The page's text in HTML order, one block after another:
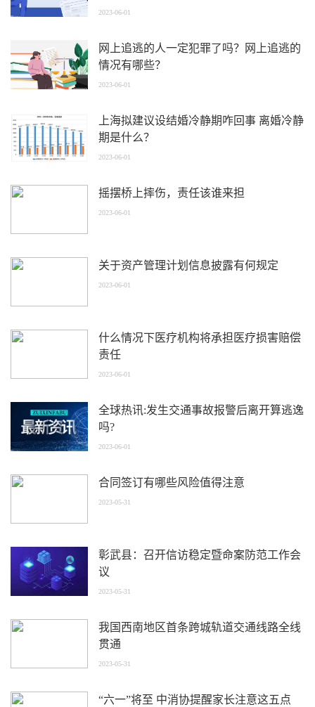
2023-06-01
网上追逃的人一定犯罪了吗？网上追逃的
情况有哪些？
2023-06-01
上海拟建议设结婚冷静期咋回事 离婚冷静
期是什么？
2023-06-01
摇摆桥上摔伤，责任该谁来担
2023-06-01
关于资产管理计划信息披露有何规定
2023-06-01
什么情况下医疗机构将承担医疗损害赔偿
责任
2023-06-01
全球热讯:发生交通事故报警后离开算逃逸
吗?
2023-06-01
合同签订有哪些风险值得注意
2023-05-31
彰武县：召开信访稳定暨命案防范工作会
议
2023-05-31
我国西南地区首条跨城轨道交通线路全线
贯通
2023-05-31
“六一”将至 中消协提醒家长注意这五点